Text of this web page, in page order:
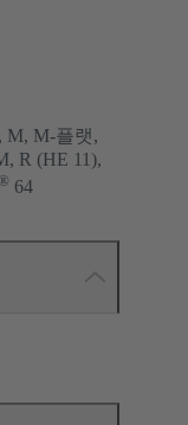
M, M-플랫,
R (HE 11),
64